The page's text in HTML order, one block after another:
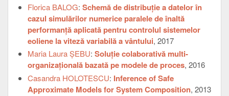
Florica BALOG: Schemă de distribuție a datelor în
cazul simulărilor numerice paralele de înaltă
performanță aplicată pentru controlul sistemelor
eoliene la viteză variabilă a vântului, 2017
Maria Laura ȘEBU: Soluție colaborativă multi-
organizațională bazată pe modele de proces, 2016
Casandra HOLOTESCU: Inference of Safe
Approximate Models for System Composition, 2013